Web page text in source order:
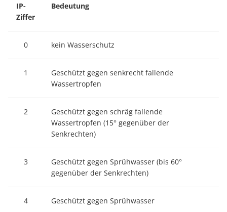
IP-
Ziffer
Bedeutung
0 kein Wasserschutz
1
Geschützt gegen senkrecht fallende
Wassertropfen
2
Geschützt gegen schräg fallende
Wassertropfen (15° gegenüber der
Senkrechten)
3
Geschützt gegen Sprühwasser (bis 60°
gegenüber der Senkrechten)
4 Geschützt gegen Sprühwasser